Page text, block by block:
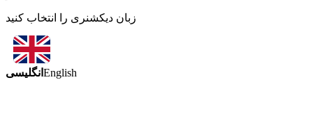
زبان دیکشنری را انتخاب کنید
انگلیسی English